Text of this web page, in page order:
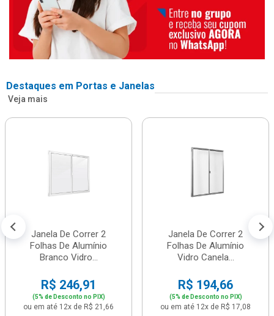
Destaques em Portas e Janelas
Veja mais
Janela De Correr 2
Folhas De Alumínio
Branco Vidro...
R$ 246,91
(5% de Desconto no PIX)
ou em até 12x de R$ 21,66
Janela De Correr 2
Folhas De Alumínio
Vidro Canela...
R$ 194,66
(5% de Desconto no PIX)
ou em até 12x de R$ 17,08